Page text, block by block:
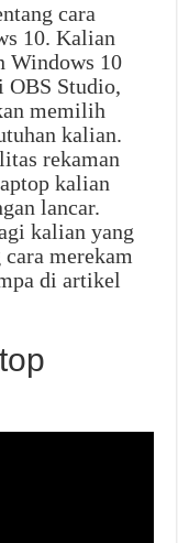
cara
10. Kalian
Windows 10
OBS Studio,
memilih
kalian.
rekaman
kalian
lancar.
kalian yang
merekam
di artikel